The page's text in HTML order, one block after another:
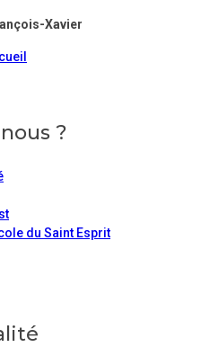
Xavier
?
du Saint Esprit